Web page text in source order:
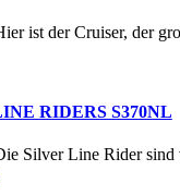
ist der Cruiser, der
RIDERS S370NL
Silver Line Rider sind